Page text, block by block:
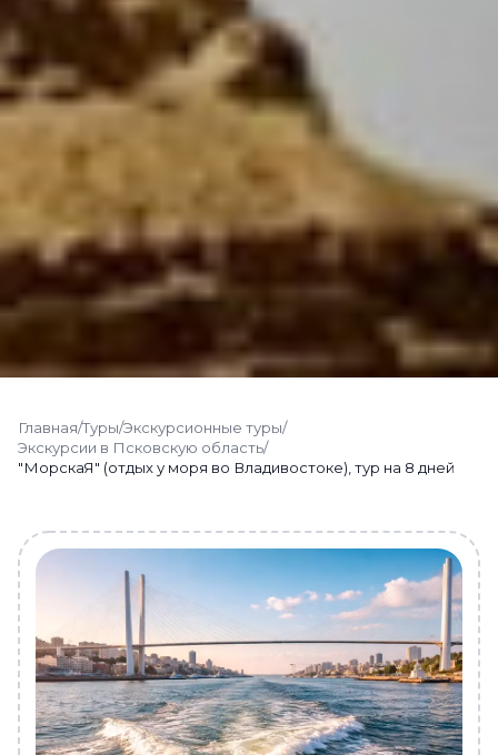
Главная/Туры/Экскурсионные туры/
Экскурсии в Псковскую область/
"МорскаЯ" (отдых у моря во Владивостоке), тур на 8 дней